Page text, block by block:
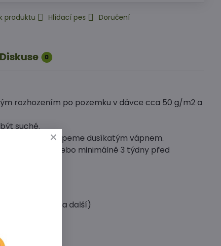
produktu Hlídací pes Doručení
0
rozhozením po pozemku v dávce cca 50 g/m2 a
suché.
25 cm) prosypeme dusíkatým vápnem.
po sklizni, nebo minimálně 3 týdny před
drátovci a další)